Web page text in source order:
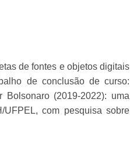
de fontes e objetos digitais
de conclusão de curso:
Bolsonaro (2019-2022): uma
com pesquisa sobre